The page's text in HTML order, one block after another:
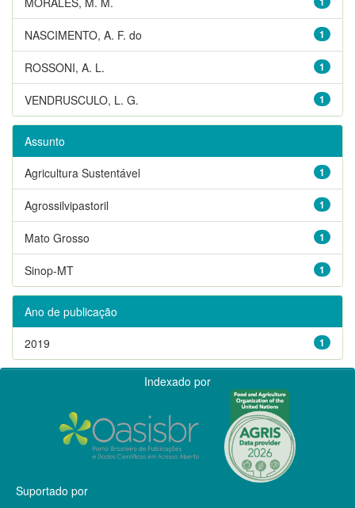
1
NASCIMENTO, A. F. do
1
ROSSONI, A. L.
1
VENDRUSCULO, L. G.
Assunto
1
Agricultura Sustentável
1
Agrossilvipastoril
1
Mato Grosso
1
Sinop-MT
Ano de publicação
1
2019
Indexado por
Suportado por